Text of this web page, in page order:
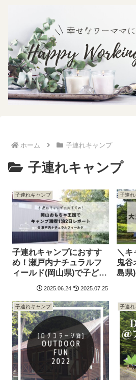
ホーム 子連れキャンプ
子連れキャンプ
子連れキャンプ
子連れキャンプにおすす
め！瀬戸内ナチュラルフ
ィールド(岡山県)で子ども
も大人もキャンプ満喫1泊
2日レポート
2025.06.24 2025.07.25
子連
＼キ
鬼谷
島県
子連れキャンプ 子連